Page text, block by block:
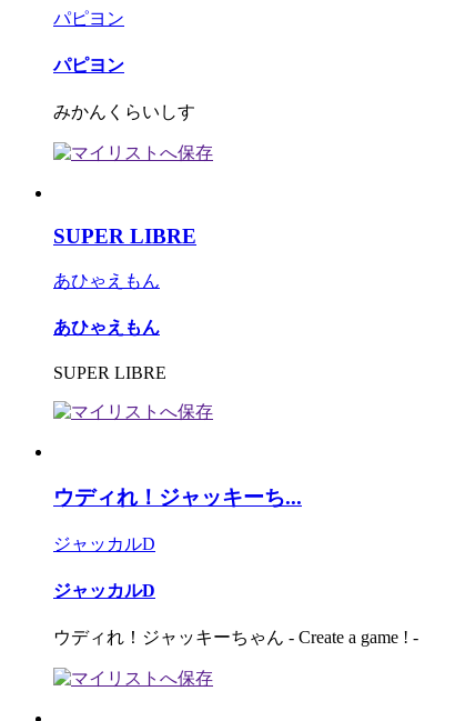
パピヨン
パピヨン
みかんくらいしす
SUPER LIBRE
あひゃえもん
あひゃえもん
SUPER LIBRE
ウディれ！ジャッキーち...
ジャッカルD
ジャッカルD
ウディれ！ジャッキーちゃん - Create a game ! -